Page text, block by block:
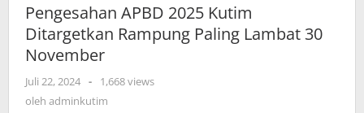
Ditargetkan
Pengesahan APBD 2025 Kutim
Ditargetkan Rampung Paling Lambat 30
November
Juli 22, 2024 oleh
adminkutim
-
1,668 views
oleh adminkutim